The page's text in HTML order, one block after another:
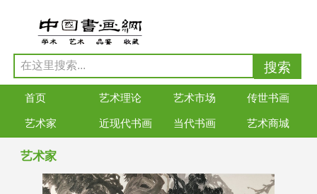
首页 艺术理论 艺术市场 传世书画
艺术家 近现代书画 当代书画 艺术商城
艺术家